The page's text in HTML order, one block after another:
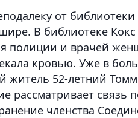
от
В библиотеке Кокс
полиции и врачей
кровью. Уже в
житель 52-летний
рассматривает связь
членства